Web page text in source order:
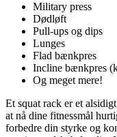
Military press
Dødløft
Pull-ups og dips
Lunges
Flad bænkpres
Incline bænkpres
Og meget mere!
Et squat rack er et
at nå dine fitnessmål
forbedre din styrke og